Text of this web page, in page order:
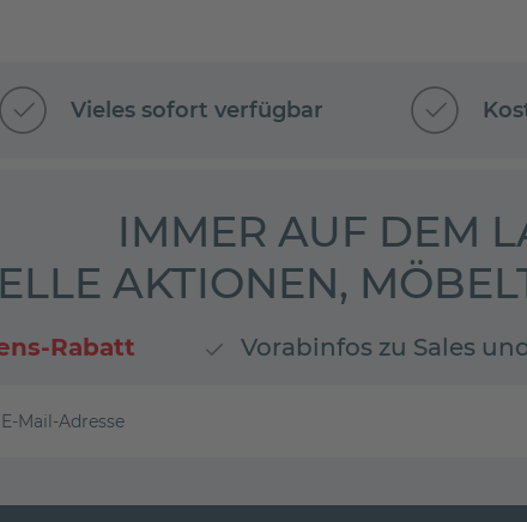
Vieles sofort verfügbar
IMMER AUF DEM
AKTIONEN,
Rabatt Vorabinfos zu Sales
Mail-Adresse